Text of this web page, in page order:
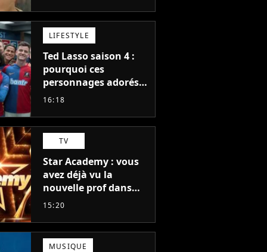
blockbuster
LIFESTYLE
Ted Lasso saison 4 :
pourquoi ces
personnages adorés
des fans ne sont pas
16:18
TV
Star Academy : vous
avez déjà vu la
nouvelle prof dans
The Voice et aux
15:20
MUSIQUE